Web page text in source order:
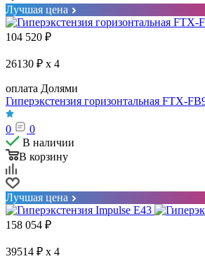
Лучшая цена
104 520 ₽
26130 ₽ x 4
оплата Долями
Гиперэкстензия горизонтальная FTX-
0
0
В наличии
В корзину
Лучшая цена
158 054 ₽
39514 ₽ x 4